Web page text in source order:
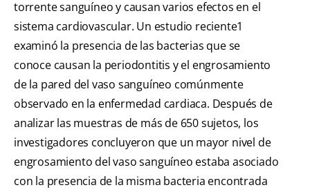
torrente sanguíneo y causan varios efectos en el
sistema cardiovascular. Un estudio reciente1
examinó la presencia de las bacterias que se
conoce causan la periodontitis y el engrosamiento
de la pared del vaso sanguíneo comúnmente
observado en la enfermedad cardiaca. Después de
analizar las muestras de más de 650 sujetos, los
investigadores concluyeron que un mayor nivel de
engrosamiento del vaso sanguíneo estaba asociado
con la presencia de la misma bacteria encontrada